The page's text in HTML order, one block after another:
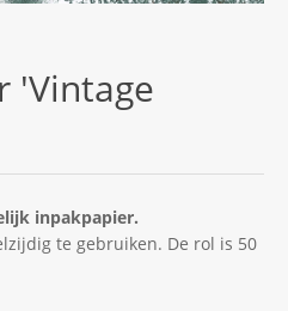
'Vintage
inpakpapier.
te gebruiken. De rol is 50